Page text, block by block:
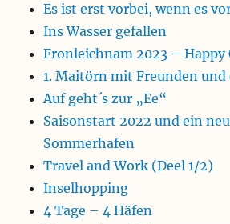
Es ist erst vorbei, wenn es
Ins Wasser gefallen
Fronleichnam 2023 – Happy
1. Maitörn mit Freunden
Auf geht´s zur „Ee“
Saisonstart 2022 und ein
Sommerhafen
Travel and Work (Deel 1/2)
Inselhopping
4 Tage – 4 Häfen